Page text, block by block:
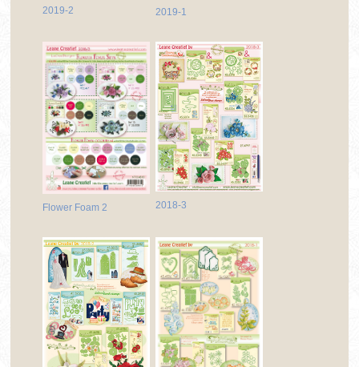
2019-2 2019-1
Flower Foam 2 2018-3